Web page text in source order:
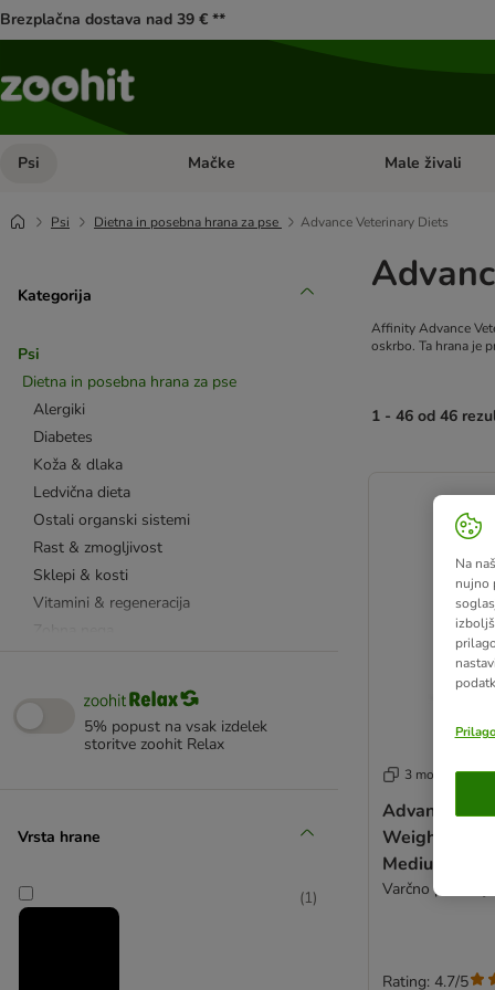
Brezplačna dostava nad 39 € **
Psi Odprite meni kategorij: Psi
Mačke Odprite meni
Male živali
Psi Dietna in posebna hrana za pse Advance Veterinary Diets
Kategorija
Psi
Dietna in posebna hrana za pse
Alergiki
Diabetes
Koža & dlaka
Ledvična dieta
Ostali organski sistemi
Rast & zmogljivost
Sklepi & kosti
Vitamini & regeneracija
Hrana za breje in doječe psice
Advance Veterinary Diets
Eukanuba specialne diete
5% popust na vsak izdelek
storitve zoohit Relax
Vrsta hrane
(1)
Affinity Advance
oskrbo. Ta hrana je
1 - 46 od 46
3 možnosti
Advance
Weight
Medium/Maxi
Varčno
Rating: 4.7/5
Na
nujno